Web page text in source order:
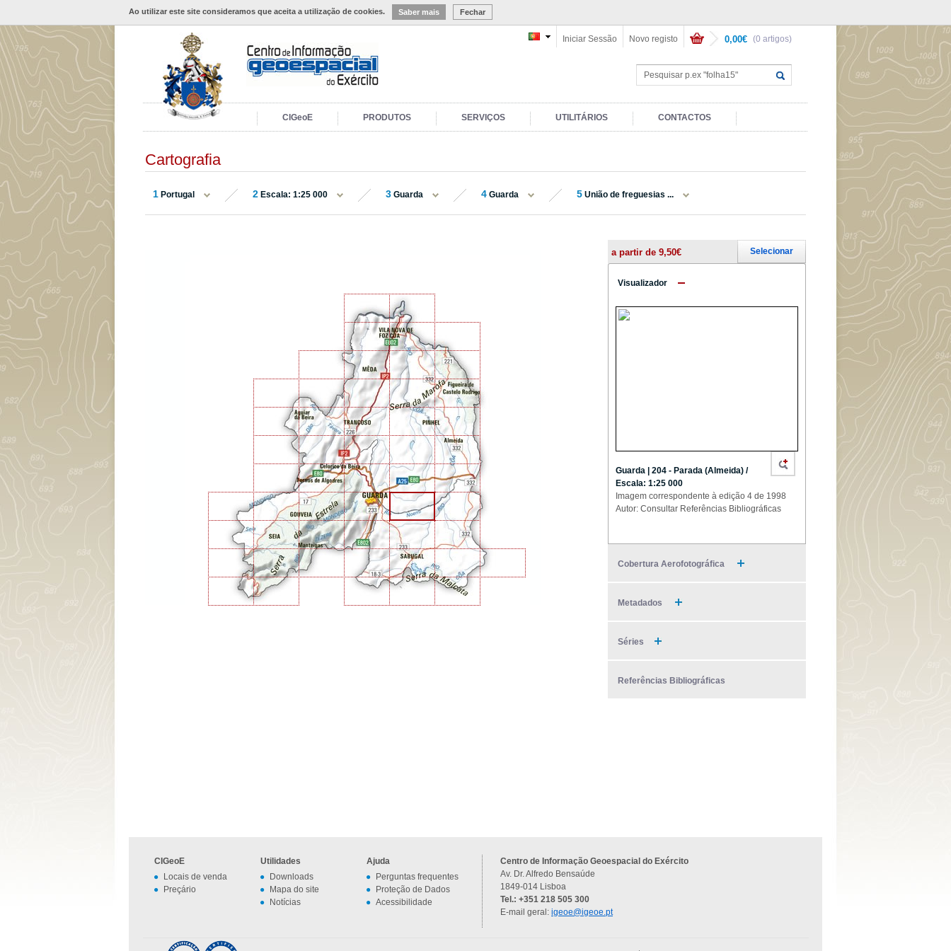
Ao utilizar este site consideramos que aceita a utilização de cookies. Saber mais Fechar
(0 artigos)
0,00€
Novo registo
Iniciar Sessão
CIGeoE PRODUTOS SERVIÇOS UTILITÁRIOS CONTACTOS
Cartografia
1 Portugal 2 Escala: 1:25 000 3 Guarda 4 Guarda 5 União de freguesias ...
a partir de 9,50€ Selecionar
Visualizador
Guarda | 204 - Parada (Almeida) /
Escala: 1:25 000
Imagem correspondente à edição 4 de 1998
Autor: Consultar Referências Bibliográficas
Cobertura Aerofotográfica
Metadados
Séries
Referências Bibliográficas
CIGeoE
Locais de venda
Preçário
Utilidades
Downloads
Mapa do site
Notícias
Ajuda
Perguntas frequentes
Proteção de Dados
Acessibilidade
Centro de Informação Geoespacial do Exército
Av. Dr. Alfredo Bensaúde
1849-014 Lisboa
Tel.: +351 218 505 300
E-mail geral: igeoe@igeoe.pt